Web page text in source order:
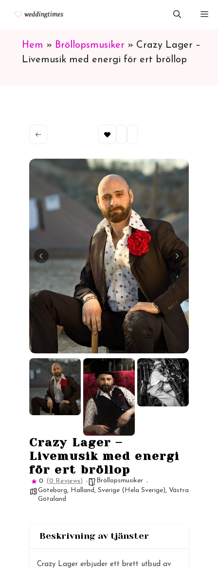
Hem » Bröllopsmusiker » Crazy Lager –
Livemusik med energi för ert bröllop
Crazy Lager –
Livemusik med energi
för ert bröllop
0 (0 Reviews)
Bröllopsmusiker
Göteborg, Halland, Sverige (Hela Sverige), Västra
Götaland
Beskrivning av tjänster
Crazy Lager erbjuder ett brett utbud av